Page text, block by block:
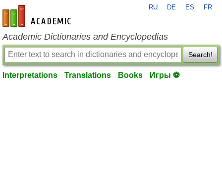
en-academic.com
RU DE ES FR
Academic Dictionaries and Encyclopedias
Search!
Interpretations Translations Books Игры ⚽